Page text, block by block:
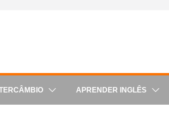
APRENDER INGLÊS